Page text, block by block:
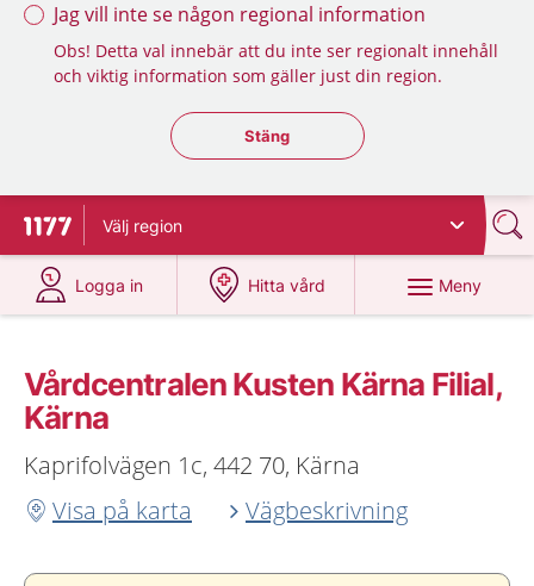
Jag vill inte se någon regional information
Obs! Detta val innebär att du inte ser regionalt innehåll
och viktig information som gäller just din region.
Stäng regionsväljaren
Stäng
Till startsidan för 1177
Välj region
Logga in
på 1177.se
Hitta vård
på 1177.se
Meny
Vårdcentralen Kusten Kärna Filial,
Kärna
Kaprifolvägen 1c, 442 70, Kärna
Visa på karta
Vägbeskrivning